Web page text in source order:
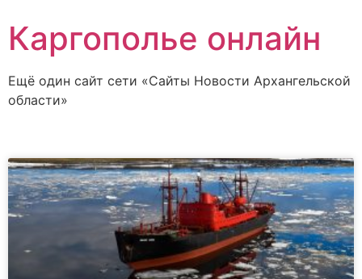
Каргополье онлайн
Ещё один сайт сети «Сайты Новости Архангельской
области»